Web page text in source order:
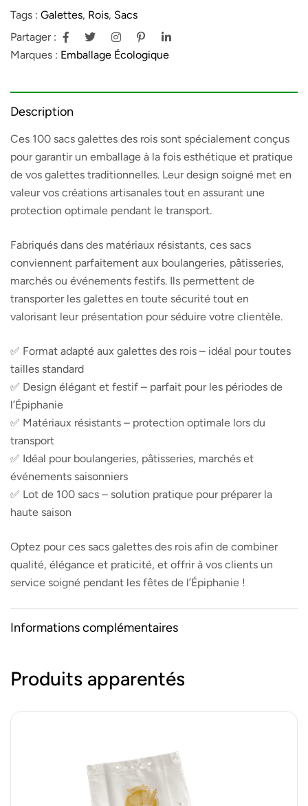
Tags : Galettes, Rois, Sacs
Partager :
Marques : Emballage Écologique
Description
Ces 100 sacs galettes des rois sont spécialement conçus
pour garantir un emballage à la fois esthétique et pratique
de vos galettes traditionnelles. Leur design soigné met en
valeur vos créations artisanales tout en assurant une
protection optimale pendant le transport.
Fabriqués dans des matériaux résistants, ces sacs
conviennent parfaitement aux boulangeries, pâtisseries,
marchés ou événements festifs. Ils permettent de
transporter les galettes en toute sécurité tout en
valorisant leur présentation pour séduire votre clientèle.
✅ Format adapté aux galettes des rois – idéal pour toutes
tailles standard
✅ Design élégant et festif – parfait pour les périodes de
l’Épiphanie
✅ Matériaux résistants – protection optimale lors du
transport
✅ Idéal pour boulangeries, pâtisseries, marchés et
événements saisonniers
✅ Lot de 100 sacs – solution pratique pour préparer la
haute saison
Optez pour ces sacs galettes des rois afin de combiner
qualité, élégance et praticité, et offrir à vos clients un
service soigné pendant les fêtes de l’Épiphanie !
Informations complémentaires
Produits apparentés